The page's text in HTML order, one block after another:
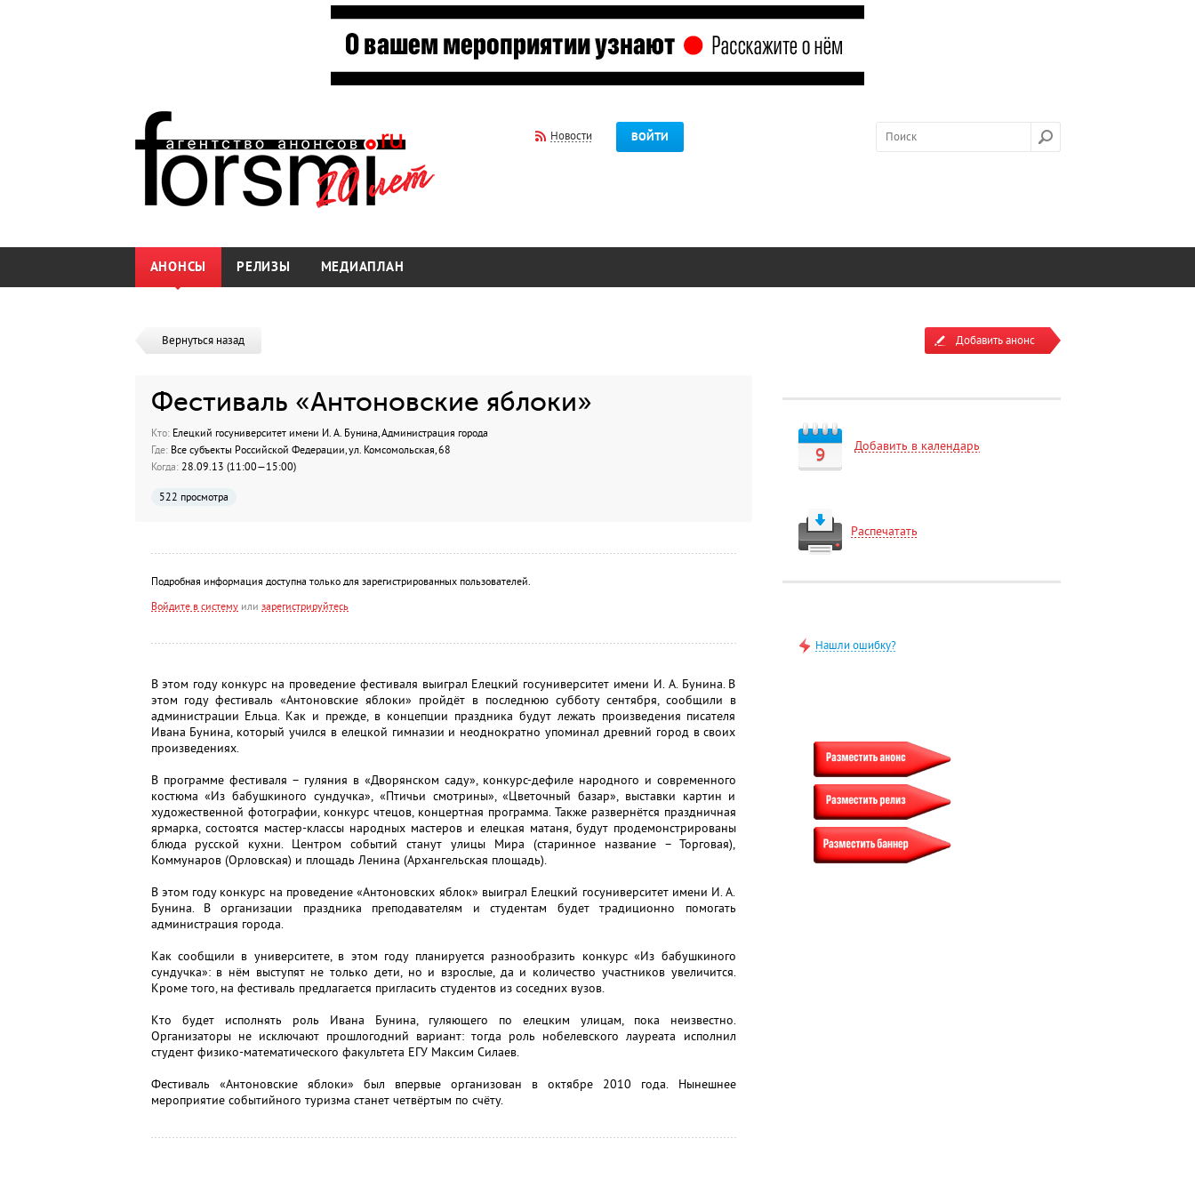
Новости ВОЙТИ
АНОНСЫ РЕЛИЗЫ МЕДИАПЛАН
Вернуться назад
Фестиваль «Антоновские яблоки»
Кто:Елецкий госуниверситет имени И. А. Бунина, Администрация города
Где:Все субъекты Российской Федерации, ул. Комсомольская, 68
Когда:28.09.13 (11:00—15:00)
522 просмотра
Подробная информация доступна только для зарегистрированных пользователей.
Войдите в системуили зарегистрируйтесь
В этом году конкурс на проведение фестиваля выиграл Елецкий госуниверситет имени И. А. Бунина. В
этом году фестиваль «Антоновские яблоки» пройдёт в последнюю субботу сентября, сообщили в
администрации Ельца. Как и прежде, в концепции праздника будут лежать произведения писателя
Ивана Бунина, который учился в елецкой гимназии и неоднократно упоминал древний город в своих
произведениях.
В программе фестиваля – гуляния в «Дворянском саду», конкурс-дефиле народного и современного
костюма «Из бабушкиного сундучка», «Птичьи смотрины», «Цветочный базар», выставки картин и
художественной фотографии, конкурс чтецов, концертная программа. Также развернётся праздничная
ярмарка, состоятся мастер-классы народных мастеров и елецкая матаня, будут продемонстрированы
блюда русской кухни. Центром событий станут улицы Мира (старинное название – Торговая),
Коммунаров (Орловская) и площадь Ленина (Архангельская площадь).
В этом году конкурс на проведение «Антоновских яблок» выиграл Елецкий госуниверситет имени И. А.
Бунина. В организации праздника преподавателям и студентам будет традиционно помогать
администрация города.
Как сообщили в университете, в этом году планируется разнообразить конкурс «Из бабушкиного
сундучка»: в нём выступят не только дети, но и взрослые, да и количество участников увеличится.
Кроме того, на фестиваль предлагается пригласить студентов из соседних вузов.
Кто будет исполнять роль Ивана Бунина, гуляющего по елецким улицам, пока неизвестно.
Организаторы не исключают прошлогодний вариант: тогда роль нобелевского лауреата исполнил
студент физико-математического факультета ЕГУ Максим Силаев.
Фестиваль «Антоновские яблоки» был впервые организован в октябре 2010 года. Нынешнее
мероприятие событийного туризма станет четвёртым по счёту.
Добавить анонс
9 Добавить в календарь
Распечатать
Нашли ошибку?